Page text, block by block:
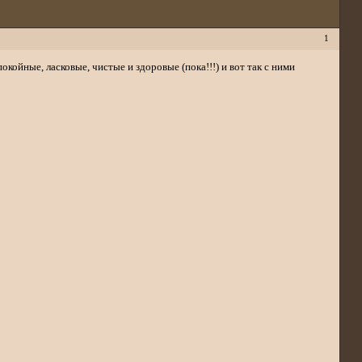
1
ласковые, чистые и здоровые (пока!!!) и вот так с ними